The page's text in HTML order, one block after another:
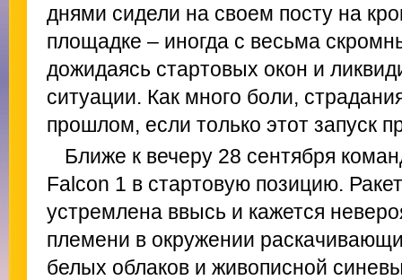
днями сидели на своем посту на
площадке – иногда с весьма
дожидаясь стартовых окон и
ситуации. Как много боли,
прошлом, если только этот запуск
Ближе к вечеру 28 сентября
Falcon 1 в стартовую позицию.
устремлена ввысь и кажется
племени в окружении
белых облаков и живописной